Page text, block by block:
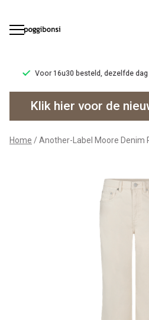
Ruilen/retourneren
Another-
Label
Moore
Poggibonsi
Klik hier voor de
Home Another-Label Moore Denim